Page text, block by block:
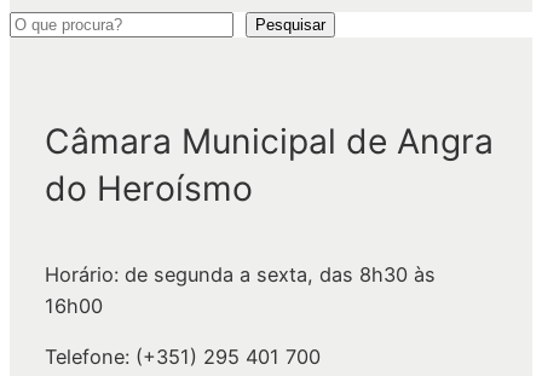
P
Pesquisar
Câmara Municipal de Angra
do Heroísmo
Horário: de segunda a sexta, das 8h30 às
16h00
Telefone: (+351) 295 401 700